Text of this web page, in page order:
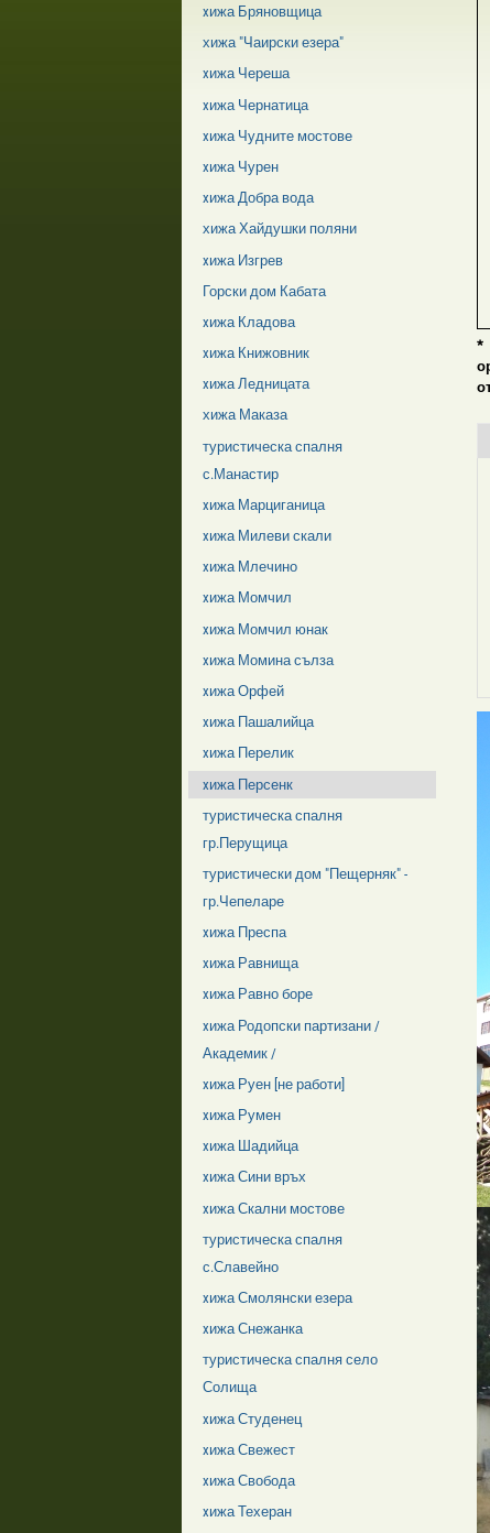
*
xижа Бряновщица
хижа "Чаирски езера"
xижа Череша
xижа Чернатица
xижа Чудните мостове
xижа Чурен
xижа Добра вода
хижа Хайдушки поляни
xижа Изгрев
Горски дом Кабата
xижа Кладова
xижа Книжовник
xижа Ледницата
хижа Маказа
туристическа спалня
с.Манастир
xижа Марциганица
xижа Милеви скали
xижа Млечино
xижа Момчил
xижа Момчил юнак
xижа Момина сълза
xижа Орфей
xижа Пашалийца
xижа Перелик
xижа Персенк
туристическа спалня
гр.Перущица
туристически дом "Пещерняк" -
гр.Чепеларе
xижа Преспа
xижа Равнища
xижа Равно боре
xижа Родопски партизани /
Академик /
xижа Руен [не работи]
xижа Румен
xижа Шадийца
xижа Сини връх
xижа Скални мостове
туристическа спалня
с.Славейно
xижа Смолянски езера
xижа Снежанка
туристическа спалня село
Солища
xижа Студенец
xижа Свежест
xижа Свобода
xижа Техеран